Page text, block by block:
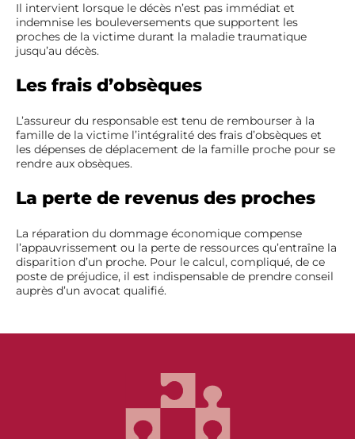
Il intervient lorsque le décès n’est pas immédiat et
indemnise les bouleversements que supportent les
proches de la victime durant la maladie traumatique
jusqu’au décès.
Les frais d’obsèques
L’assureur du responsable est tenu de rembourser à la
famille de la victime l’intégralité des frais d’obsèques et
les dépenses de déplacement de la famille proche pour se
rendre aux obsèques.
La perte de revenus des proches
La réparation du dommage économique compense
l’appauvrissement ou la perte de ressources qu’entraîne la
disparition d’un proche. Pour le calcul, compliqué, de ce
poste de préjudice, il est indispensable de prendre conseil
auprès d’un avocat qualifié.